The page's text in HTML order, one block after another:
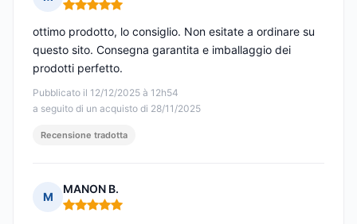
Nota: 5 su 5
Pubblicato il 12/12/2025 à 12h54
a seguito di un acquisto di 28/11/2025
ottimo prodotto, lo consiglio. Non esitate a ordinare su
questo sito. Consegna garantita e imballaggio dei
prodotti perfetto.
Recensione tradotta
M
MANON B.
Nota: 5 su 5